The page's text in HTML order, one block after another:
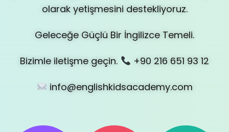
olarak yetişmesini destekliyoruz.
Geleceğe Güçlü Bir İngilizce Temeli.
Bizimle iletişme geçin. +90 216 651 93 12
info@englishkidsacademy.com
Already have an account?Sign in